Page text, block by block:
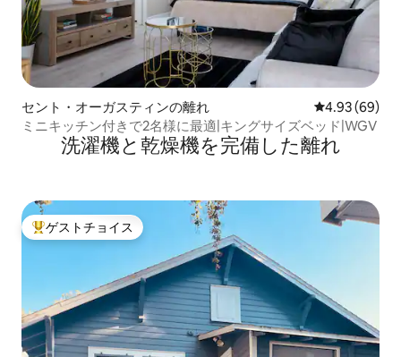
セント・オーガスティンの離れ レビュー69
4.93 (69)
ミニキッチン付きで2名様に最適|キングサイズベッド|WGV
洗濯機と乾燥機を完備した離れ
大好評のゲストチョイスです。
ゲストチョイス